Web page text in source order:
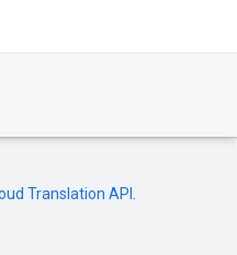
Translation API